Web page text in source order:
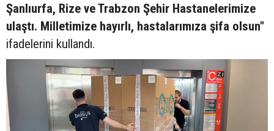
Şanlıurfa, Rize ve Trabzon Şehir Hastanelerimize
ulaştı. Milletimize hayırlı, hastalarımıza şifa olsun"
ifadelerini kullandı.